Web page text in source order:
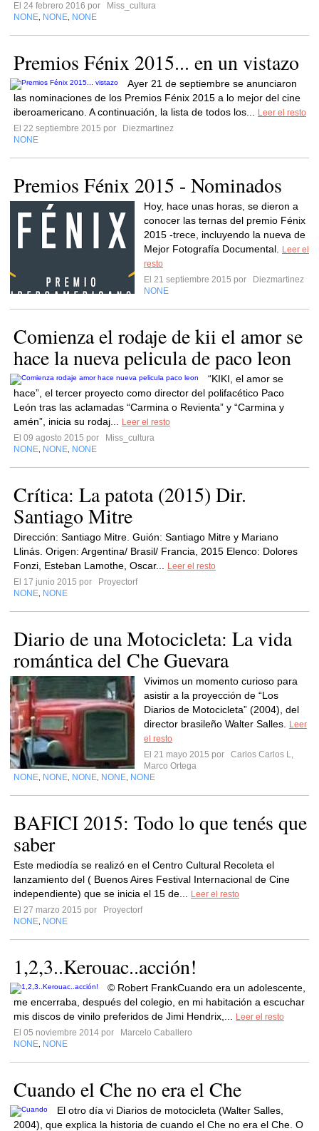
El 24 febrero 2016 por
Miss_cultura
NONE NONE NONE
Premios Fénix 2015... en un vistazo
Ayer 21 de septiembre se anunciaron
las nominaciones de los Premios Fénix 2015 a lo mejor del cine
iberoamericano. A continuación, la lista de todos los...
Leer el resto
El 22 septiembre 2015 por
Diezmartinez
NONE
Premios Fénix 2015 - Nominados
Hoy, hace unas horas, se dieron a
conocer las ternas del premio Fénix
2015 -trece, incluyendo la nueva de
Mejor Fotografía Documental.
Leer el
resto
El 21 septiembre 2015 por
Diezmartinez
NONE
Comienza el rodaje de kii el amor se
“KIKI, el amor se
hace”, el tercer proyecto como director del polifacético Paco
León tras las aclamadas “Carmina o Revienta” y “Carmina y
amén”, inicia su rodaj...
Leer el resto
El 09 agosto 2015 por
Miss_cultura
NONE NONE NONE
Crítica: La patota (2015) Dir.
Santiago Mitre
Dirección: Santiago Mitre. Guión: Santiago Mitre y Mariano
Llinás. Origen: Argentina/ Brasil/ Francia, 2015 Elenco: Dolores
Fonzi, Esteban Lamothe, Oscar...
Leer el resto
El 17 junio 2015 por
Proyectorf
NONE NONE
Diario de una Motocicleta: La vida
romántica del Che Guevara
Vivimos un momento curioso para
asistir a la proyección de “Los
Diarios de Motocicleta” (2004), del
director brasileño Walter Salles.
Leer
el resto
El 21 mayo 2015 por
Carlos Carlos L,
Marco Ortega
NONE NONE NONE NONE NONE
BAFICI 2015: Todo lo que tenés que
saber
Este mediodía se realizó en el Centro Cultural Recoleta el
lanzamiento del ( Buenos Aires Festival Internacional de Cine
independiente) que se inicia el 15 de...
Leer el resto
El 27 marzo 2015 por
Proyectorf
NONE NONE
1,2,3..Kerouac..acción!
© Robert FrankCuando era un adolescente,
me encerraba, después del colegio, en mi habitación a escuchar
mis discos de vinilo preferidos de Jimi Hendrix,...
Leer el resto
El 05 noviembre 2014 por
Marcelo Caballero
NONE NONE
Cuando el Che no era el Che
El otro día vi Diarios de motocicleta (Walter Salles,
2004), que explica la historia de cuando el Che no era el Che. O